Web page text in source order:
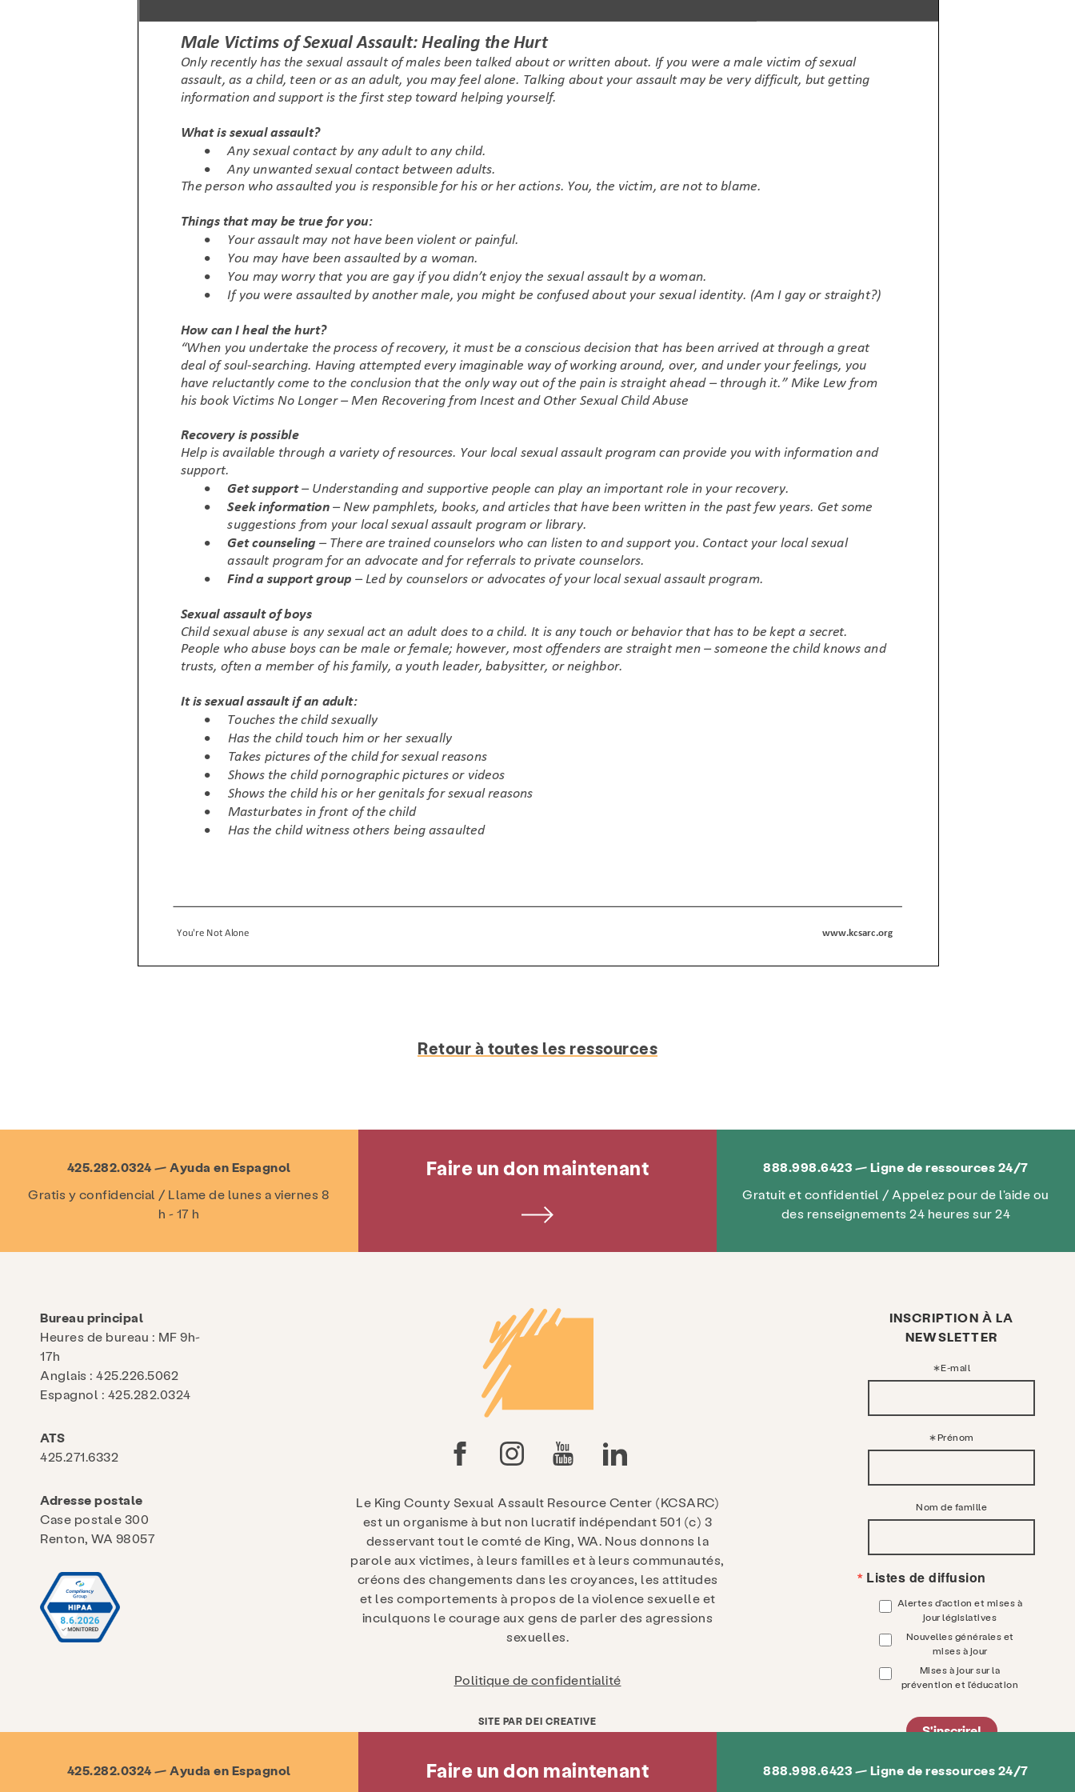
Prestations de service
Obtenez de l'aide maintenant
À propos Actualités et blog Contacter Emploi FAQ Faire un don
Retour à toutes les ressources
425.282.0324 — Ayuda en Espagnol Faire un don maintenant 888.998.6423 — Ligne de ressources 24/7
425.282.0324 — Ayuda en Espagnol
Gratis y confidencial / Llame de lunes a viernes 8
h - 17 h
Faire un don maintenant
888.998.6423 — Ligne de ressources 24/7
Gratuit et confidentiel / Appelez pour de l'aide ou
des renseignements 24 heures sur 24
Bureau principal
Heures de bureau : MF 9h-
17h
Anglais : 425.226.5062
Espagnol : 425.282.0324
ATS
425.271.6332
Adresse postale
Case postale 300
Renton, WA 98057
Le King County Sexual Assault Resource Center (KCSARC)
est un organisme à but non lucratif indépendant 501 (c) 3
desservant tout le comté de King, WA. Nous donnons la
parole aux victimes, à leurs familles et à leurs communautés,
créons des changements dans les croyances, les attitudes
et les comportements à propos de la violence sexuelle et
inculquons le courage aux gens de parler des agressions
sexuelles.
Politique de confidentialité
SITE PAR DEI CREATIVE
INSCRIPTION À LA
NEWSLETTER
E-mail
Prénom
Nom de famille
Listes de diffusion
Alertes d'action et mises à
jour législatives
Nouvelles générales et
mises à jour
Mises à jour sur la
prévention et l'éducation
S'inscrire!